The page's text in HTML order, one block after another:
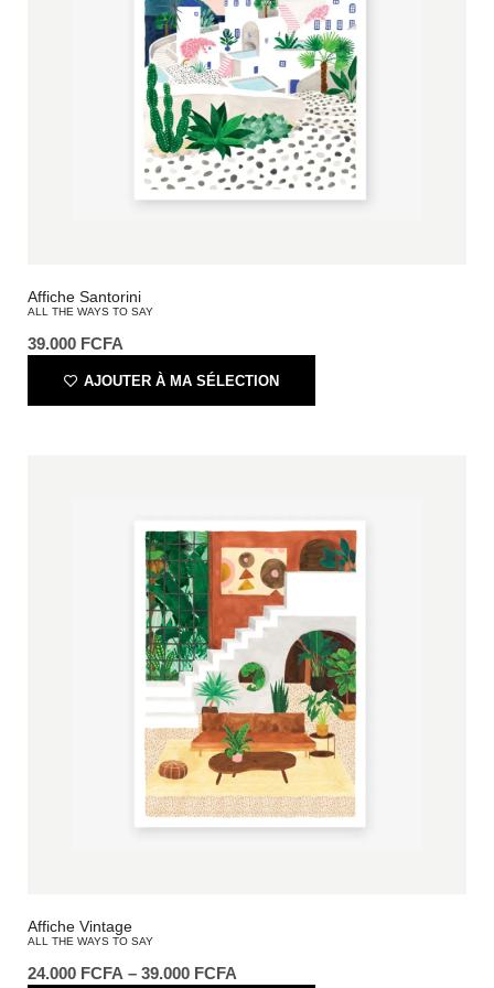
Affiche Santorini
ALL THE WAYS TO SAY
39.000 FCFA
AJOUTER À MA SÉLECTION
Affiche Vintage
ALL THE WAYS TO SAY
24.000 FCFA – 39.000 FCFA